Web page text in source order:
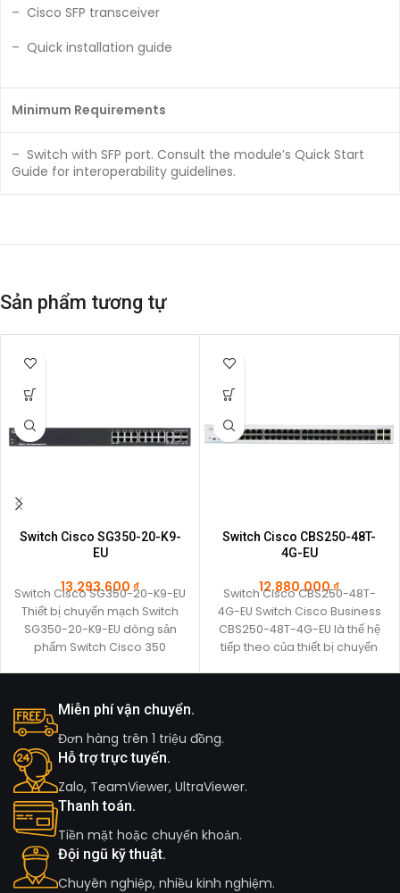
– Cisco SFP transceiver
– Quick installation guide
Minimum Requirements
– Switch with SFP port. Consult the module’s Quick Start
Guide for interoperability guidelines.
Sản phẩm tương tự
Switch Cisco SG350-20-K9-
EU
13.293.600 ₫
Switch Cisco SG350-20-K9-EU
Thiết bị chuyển mạch Switch
SG350-20-K9-EU dòng sản
phẩm Switch Cisco 350
Switch Cisco CBS250-48T-
4G-EU
12.880.000₫
Switch Cisco CBS250-48T-
4G-EU Switch Cisco Business
CBS250-48T-4G-EU là thế hệ
tiếp theo của thiết bị chuyển
Miễn phí vận chuyển.
Đơn hàng trên 1 triệu đồng.
Hỗ trợ trực tuyến.
Zalo, TeamViewer, UltraViewer.
Thanh toán.
Tiền mặt hoặc chuyển khoản.
Đội ngũ kỹ thuật.
Chuyên nghiệp, nhiều kinh nghiệm.